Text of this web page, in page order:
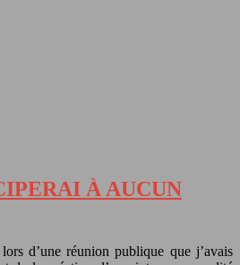
À AUCUN
d’une réunion publique que j’avais